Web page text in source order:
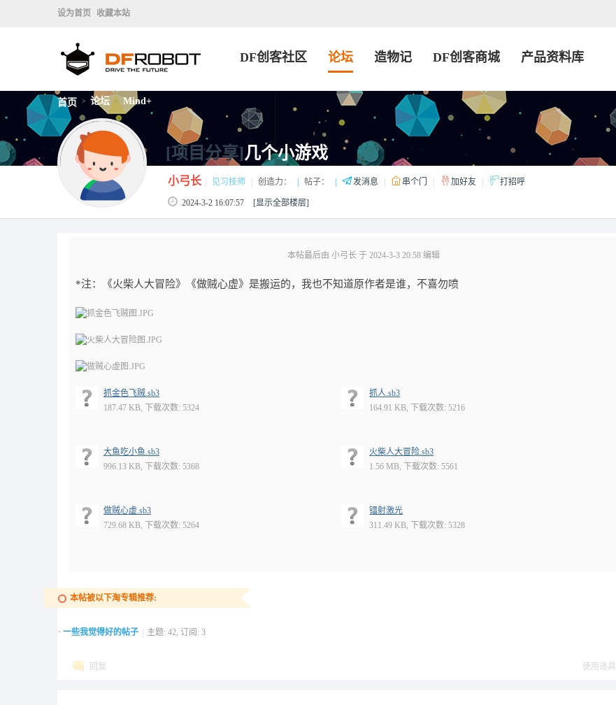
设为首页 收藏本站
DF创客社区 论坛 造物记 DF创客商城 产品资料库
首页 > 论坛 > Mind+
[项目分享]几个小游戏
小弓长 见习技师 创造力： 帖子： 发消息 串个门 加好友 打招呼
2024-3-2 16:07:57 [显示全部楼层]
本帖最后由 小弓长 于 2024-3-3 20:58 编辑
*注：《火柴人大冒险》《做贼心虚》是搬运的，我也不知道原作者是谁，不喜勿喷
抓金色飞贼.sb3
187.47 KB, 下载次数: 5324
抓人.sb3
164.91 KB, 下载次数: 5216
大鱼吃小鱼.sb3
996.13 KB, 下载次数: 5368
火柴人大冒险.sb3
1.56 MB, 下载次数: 5561
做贼心虚.sb3
729.68 KB, 下载次数: 5264
镭射激光
311.49 KB, 下载次数: 5328
本帖被以下淘专辑推荐:
· 一些我觉得好的帖子 主题: 42, 订阅: 3
回复 使用道具